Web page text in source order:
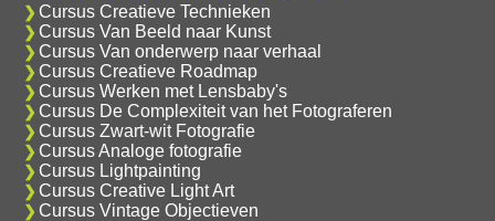
Cursus Creatieve Technieken
Cursus Van Beeld naar Kunst
Cursus Van onderwerp naar verhaal
Cursus Creatieve Roadmap
Cursus Werken met Lensbaby's
Cursus De Complexiteit van het Fotograferen
Cursus Zwart-wit Fotografie
Cursus Analoge fotografie
Cursus Lightpainting
Cursus Creative Light Art
Cursus Vintage Objectieven